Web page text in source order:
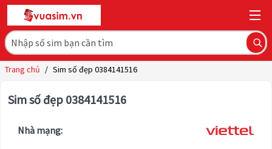
Trang chủ / Sim số đẹp 0384141516
Sim số đẹp 0384141516
Nhà mạng: